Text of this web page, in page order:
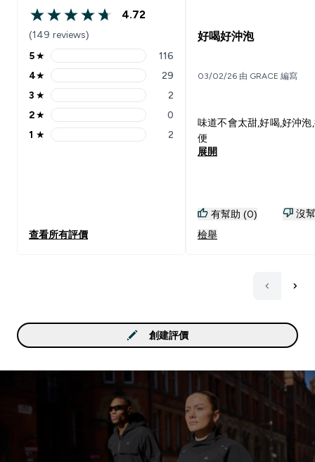
4.72 out of 5 stars
4.72
(149 reviews)
5 stars rating 116 reviews
5★ 116
4 stars rating 29 reviews
4★ 29
3 stars rating 2 reviews
3 ★ 2
2 stars rating 0 reviews
2★ 0
1 stars rating 2 reviews
1 ★ 2
查看所有評價
好喝好沖泡
03/02/26 由 GRACE 編寫
味道不會太甜,好喝,好沖泡
便
展開
有幫助 (0)
沒
檢舉
創建評價